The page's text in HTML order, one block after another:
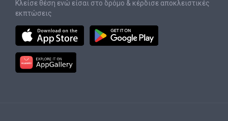
Κλείσε θέση ενώ είσαι στο δρόμο & κέρδισε αποκλειστικές
εκπτώσεις